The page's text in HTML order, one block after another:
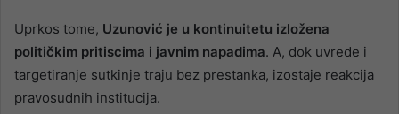
Uprkos tome, Uzunović je u kontinuitetu izložena
političkim pritiscima i javnim napadima. A, dok uvrede i
targetiranje sutkinje traju bez prestanka, izostaje reakcija
pravosudnih institucija.